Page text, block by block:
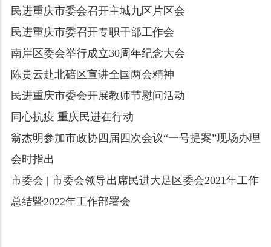
民进重庆市委会召开主城九区片区会
民进重庆市委召开专职干部工作会
南岸区委会举行成立30周年纪念大会
陈贵云赴北碚区宣讲全国两会精神
民进重庆市委会开展教师节慰问活动
同心抗疫 重庆民进在行动
翁杰明参加市政协四届四次会议“一号提案”现场办理
会时指出
市委会 | 市委会领导出席民进大足区委会2021年工作
总结暨2022年工作部署会